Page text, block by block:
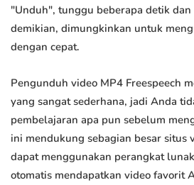
"Unduh", tunggu beberapa detik dan
demikian, dimungkinkan untuk
dengan cepat.
Pengunduh video MP4 Freespeech
yang sangat sederhana, jadi Anda
pembelajaran apa pun sebelum
ini mendukung sebagian besar situs
dapat menggunakan perangkat
otomatis mendapatkan video favorit